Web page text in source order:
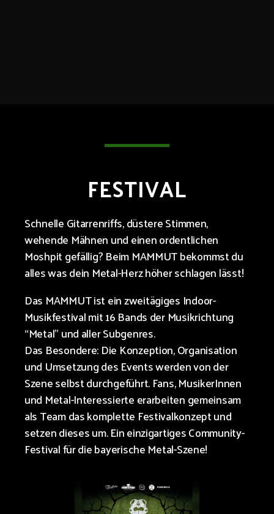
FESTIVAL
Schnelle Gitarrenriffs, düstere Stimmen,
wehende Mähnen und einen ordentlichen
Moshpit gefällig? Beim MAMMUT bekommst du
alles was dein Metal-Herz höher schlagen lässt!
Das MAMMUT ist ein zweitägiges Indoor-
Musikfestival mit 16 Bands der Musikrichtung
“Metal” und aller Subgenres.
Das Besondere: Die Konzeption, Organisation
und Umsetzung des Events werden von der
Szene selbst durchgeführt. Fans, MusikerInnen
und Metal-Interessierte erarbeiten gemeinsam
als Team das komplette Festivalkonzept und
setzen dieses um. Ein einzigartiges Community-
Festivalfür die bayerische Metal-Szene!